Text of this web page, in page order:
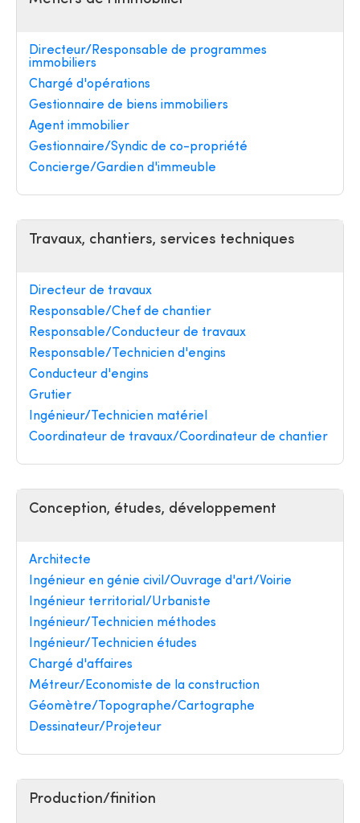
Directeur/Responsable de programmes
immobiliers
Chargé d'opérations
Gestionnaire de biens immobiliers
Agent immobilier
Gestionnaire/Syndic de co-propriété
Concierge/Gardien d'immeuble
Travaux, chantiers, services techniques
Directeur de travaux
Responsable/Chef de chantier
Responsable/Conducteur de travaux
Responsable/Technicien d'engins
Conducteur d'engins
Grutier
Ingénieur/Technicien matériel
Coordinateur de travaux/Coordinateur de chantier
Conception, études, développement
Architecte
Ingénieur en génie civil/Ouvrage d'art/Voirie
Ingénieur territorial/Urbaniste
Ingénieur/Technicien méthodes
Ingénieur/Technicien études
Chargé d'affaires
Métreur/Economiste de la construction
Géomètre/Topographe/Cartographe
Dessinateur/Projeteur
Production/finition